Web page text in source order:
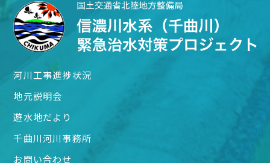
河川工事進捗状況
地元説明会
遊水地だより
千曲川河川事務所
お問い合わせ